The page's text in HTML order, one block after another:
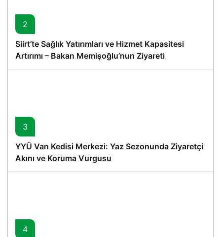
2
Siirt’te Sağlık Yatırımları ve Hizmet Kapasitesi
Artırımı – Bakan Memişoğlu’nun Ziyareti
3
YYÜ Van Kedisi Merkezi: Yaz Sezonunda Ziyaretçi
Akını ve Koruma Vurgusu
4